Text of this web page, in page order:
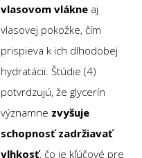
vlasovom vlákne aj
vlasovej pokožke, čím
prispieva k ich dlhodobej
hydratácii. Štúdie (4)
potvrdzujú, že glycerín
významne zvyšuje
schopnosť zadržiavať
vlhkosť, čo je kľúčové pre